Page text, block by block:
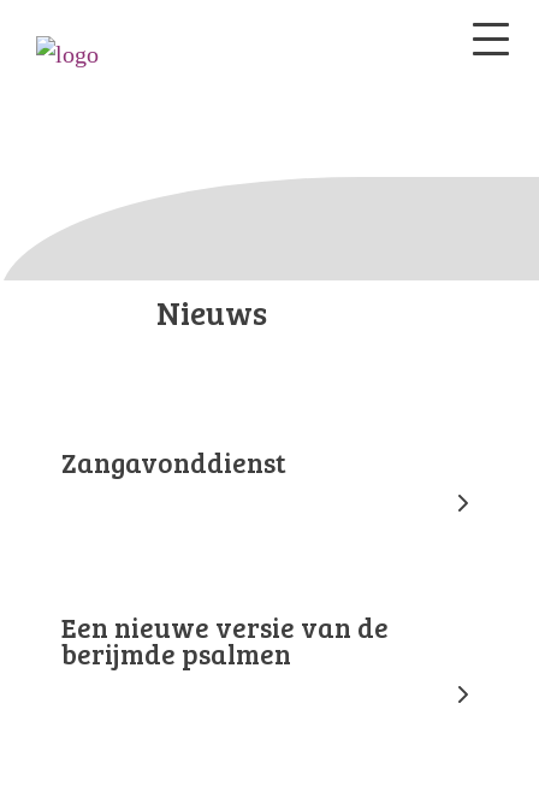
Nieuws
Zangavonddienst
Een nieuwe versie van de
berijmde psalmen